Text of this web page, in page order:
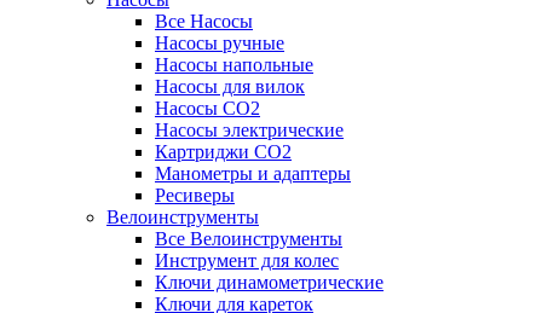
Все Насосы
Насосы ручные
Насосы напольные
Насосы для вилок
Насосы CO2
Насосы электрические
Картриджи CO2
Манометры и адаптеры
Ресиверы
Велоинструменты
Все Велоинструменты
Инструмент для колес
Ключи динамометрические
Ключи для кареток